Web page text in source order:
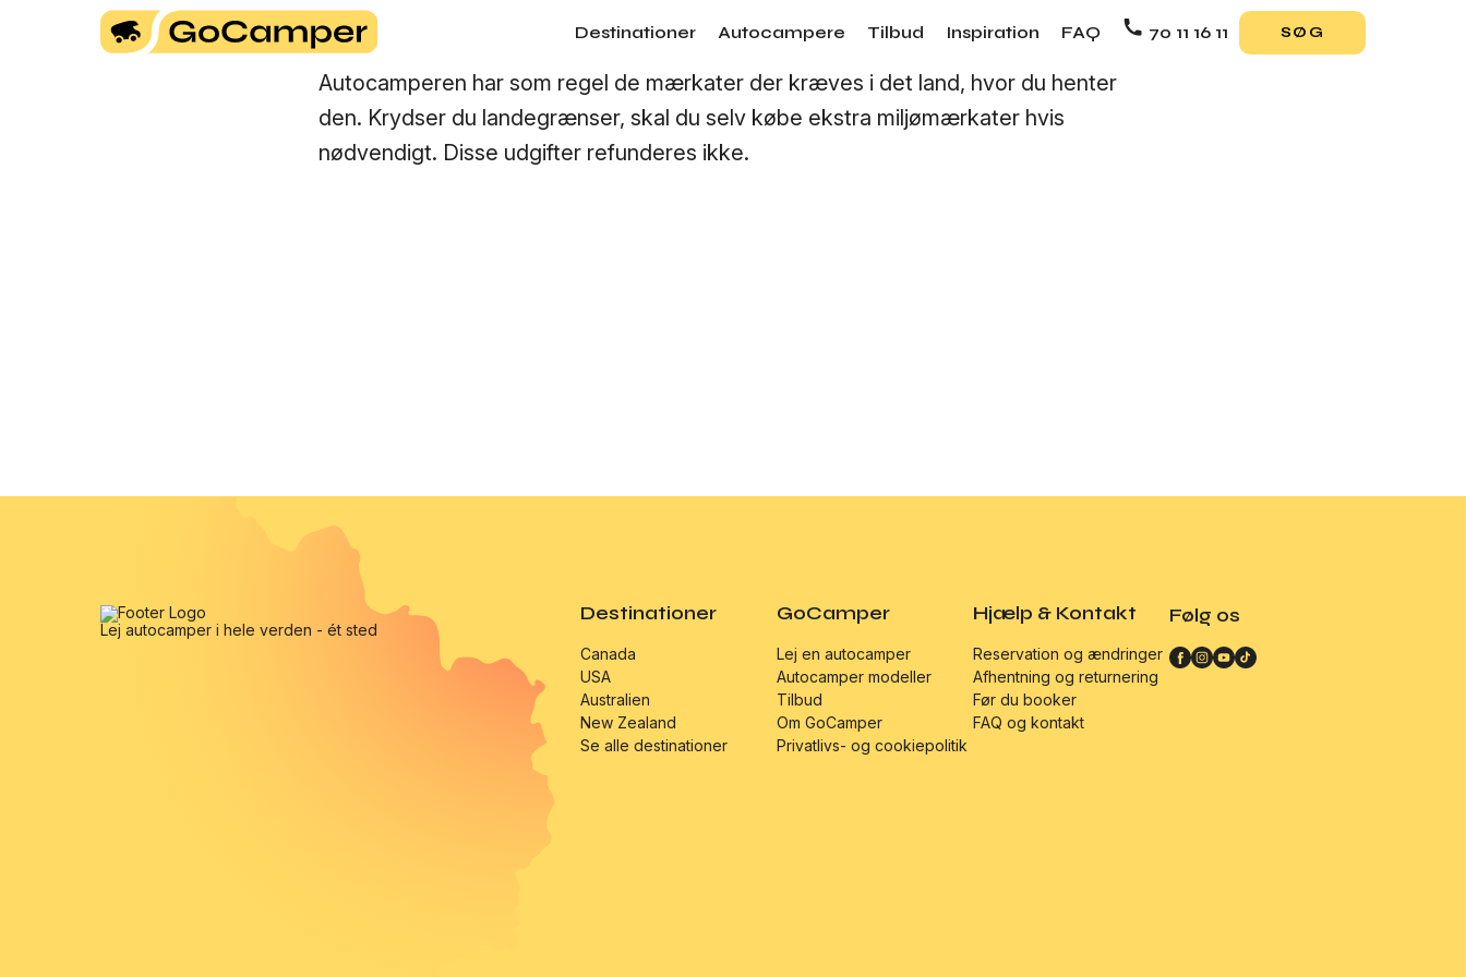
Destinationer
USA
Autocampere Tilbud Inspiration FAQ 70 11 16 11 SØG
Autocamperen har som regel de mærkater der kræves i det land, hvor du henter
den. Krydser du landegrænser, skal du selv købe ekstra miljømærkater hvis
nødvendigt. Disse udgifter refunderes ikke.
Lej autocamper i hele verden - ét sted
Destinationer
Canada
USA
Australien
New Zealand
Se alle destinationer
GoCamper
Lej en autocamper
Autocamper modeller
Tilbud
Om GoCamper
Privatlivs- og cookiepolitik
Hjælp & Kontakt
Reservation og ændringer
Afhentning og returnering
Før du booker
FAQ og kontakt
Følg os
Facebook
Instagram
YouTube
TikTok